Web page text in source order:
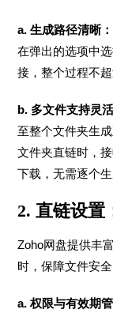
a. 生成路径清晰：
在弹出的选项中
接，整个过程不
b. 多文件支持灵
至整个文件夹生
文件夹直链时，
下载，无需逐个生
2. 直链设置
Zoho网盘提供丰
时，保障文件安全
a. 权限与有效期